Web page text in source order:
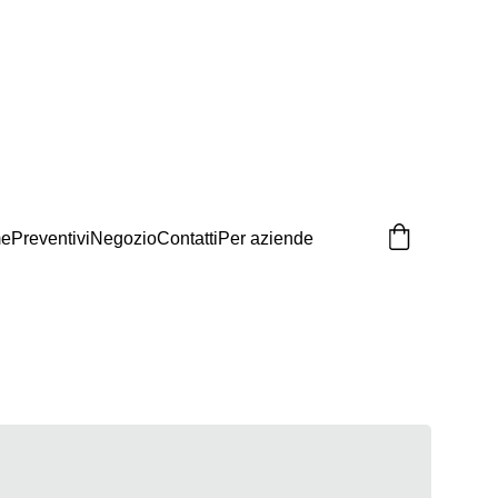
PreventiviNegozioContattiPer aziende